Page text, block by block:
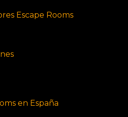
Escape Rooms
en España